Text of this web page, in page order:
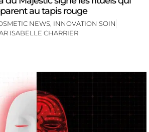
au tapis rouge
NEWS INNOVATION SOIN
ISABELLE CHARRIER